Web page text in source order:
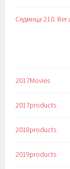
Седмица 210.
2017Movies
2017products
2018products
2019products